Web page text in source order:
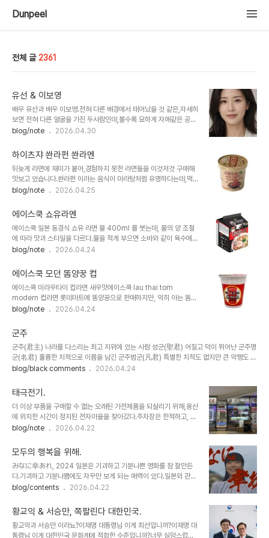
Dunpeel
전체 글 2361
유선 & 이보영
배우 유선과 배우 이보영.전혀 다른 배경에서 태어났을 것 같은,자세히
보면 전혀 다른 얼굴을 가진 두사람인데,볼수록 묘하게 자매같은 공통
이미지가 큰 두 여배우.
blog/note 2026.04.30
하이츠쟈 쏸라펀 쏸라멘
뒤늦게 라면에 재미가 붙어,경험하지 못한 라면들을 이것저것 구매해
맛보고 있습니다.쏸라펀 이라는 음식이 마라탕처럼 유명하다는데,먹
어보지 못해 본래의 맛과는 비교할 수 없습니다. 크기는 한국의 일반
뜯어야 할 것들이 너무 많아서 번거롭습니다.컵라면이라는 것이 간편
함인데, 이 제품은 전혀 편하지 않습니다.겉포장, 면, 여러개의 스프..
뜯어야 할 것들이 많습니다. 4분간 기다린후 뚜껑을 열면, 뭔가 시큼
한 천하장사 소시지의 향이 올라옵니다.중국이나 동남아 음식은 향과
맛이 다른 경우가 많은데,이 제품은 처음 맡은 향이 곧 맛입니다.고기
입니다.신 맛 때문인지 살짝 신김치로 만..
blog/note 2026.04.25
에이스쿡 쇼유라멘
에이스쿡 일본 동경식 쇼유 라면 물 400ml 를 붓는데, 물의 양 조절
에 따라 맛과 스타일을 다르다.물을 적게 부으면 소바와 같이 육수에
면을 적셔먹는 듯한 느낌이다.후첨 스프를 부으면 살짝 다방의 커피가
유라멘은 만족스럽다. * 개인적으로 맛보고 만족스러웠던 라면에 대한
리뷰만 작성하고 있습니다.
blog/note 2026.04.24
에이스쿡 모던 똠양꿍 컵
에이스쿡 미라우타이 컵라면 새우맛에이스쿡 lau thai tom
modern 컵라면 롯데마트에 똥양꿍으로 판매하지만, 익히 아는 똠양
꿍은 아니다.그렇다고 똥양꿍이 아니라고 할 수도 없는 맛이다.뭔가 똥
에 들었다.은은한 똥양꿍의 맛, 따듯한 육수처럼 마시기 좋고 뒤끝이
깔끔하다.
blog/note 2026.04.24
군주
군주(君主) 나라를 다스리는 최고 지위에 있는 사람 성군(聖君) 어질고 덕이 뛰어난 군주명
군(名君) 훌륭한 치적으로 이름을 남긴 군주범군(凡君) 특별한 치적도 없지만 큰 악행도 없
는 평범한 군주혼군(昏君) 어리석고 무능한 군주암군(暗君) 사리에 어둡고 어리석어 국정
삼는 군주망군(亡君) 나라를 망하게 한 군주
blog/black comments 2026.04.24
태극전기.
더 이상 부품을 구매할 수 없는 오래된 가전제품을 되살리기 위해,용산
에 위치한 시간이 정지된 전자마을을 찾아갔다.주차장은 한적하고, 매
장은 한가하다.전자마을 지하엔 잊혀진 기술을 알고 있는 잊혀진 전문
지하에 불빛을 밝히고 있다.10년이 지나 필요에 의해 이곳을 다시 찾
았을 때,남겨진 불빛은 존재할까? 찾아올 이유는 존재할까? 찾아올 사
람은 존재할까?지금이 그립다.
blog/note 2026.04.22
모두의 행복을 위해.
みなに幸あれ, 2024 일본은 기괴하고 기분나쁜 영화를 참 잘만든
다.기괴하고 기분나쁨에도 자꾸만 보게 되는 매력이 있다.일본외 관객
에겐 매우 신선하지만, 일본에선 매우 뻔한 영화다.기묘한 긴장감의 연
blog/contents 2026.04.22
황교익 & 서승만, 쪽팔린다 대한민국.
황교익과 서승만 이라뇨?이재명 대통령님 이게 최선입니까?이재명 대
통령님 이게 대한민국 문화계에 적합한 수준입니까?너무 실망스럽네